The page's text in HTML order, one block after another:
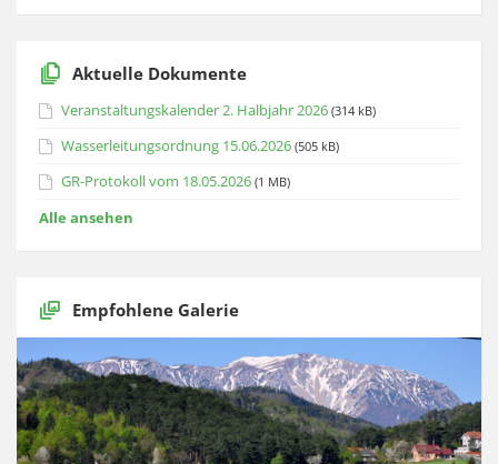
Aktuelle Dokumente
Veranstaltungskalender 2. Halbjahr 2026 (314 kB)
Wasserleitungsordnung 15.06.2026 (505 kB)
GR-Protokoll vom 18.05.2026 (1 MB)
Alle ansehen
Empfohlene Galerie